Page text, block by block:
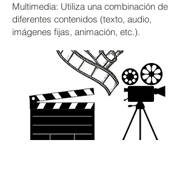
Multimedia: Utiliza una combinación de
diferentes contenidos (texto, audio,
imágenes fijas, animación, etc.).